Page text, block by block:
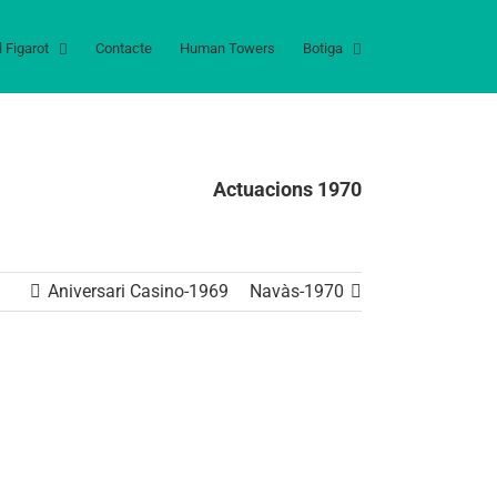
Figarot Contacte Human Towers Botiga
Actuacions 1970
Aniversari Casino-1969 Navàs-1970